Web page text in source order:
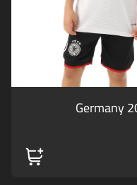
Germany